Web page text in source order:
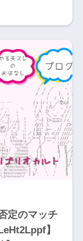
定のマッチ
】